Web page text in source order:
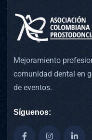
Mejoramiento
comunidad dental en
de eventos.
Síguenos: